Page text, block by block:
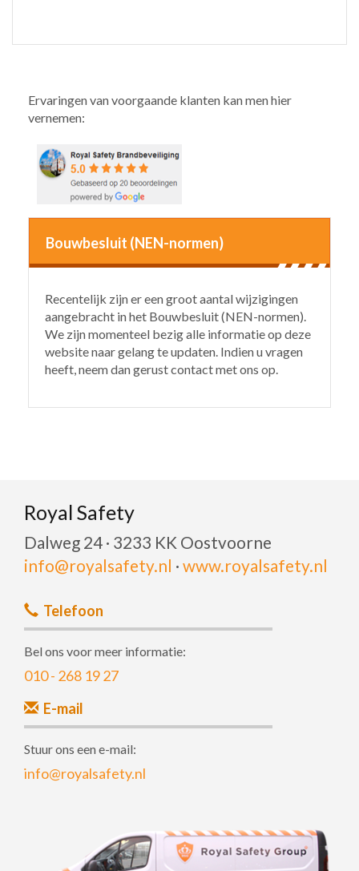
Ervaringen van voorgaande klanten kan men hier
vernemen:
Bouwbesluit (NEN-normen)
Recentelijk zijn er een groot aantal wijzigingen
aangebracht in het Bouwbesluit (NEN-normen).
We zijn momenteel bezig alle informatie op deze
website naar gelang te updaten. Indien u vragen
heeft, neem dan gerust contact met ons op.
Royal Safety
Dalweg 24 · 3233 KK Oostvoorne
info@royalsafety.nl · www.royalsafety.nl
Telefoon
Bel ons voor meer informatie:
010 - 268 19 27
E-mail
Stuur ons een e-mail:
info@royalsafety.nl